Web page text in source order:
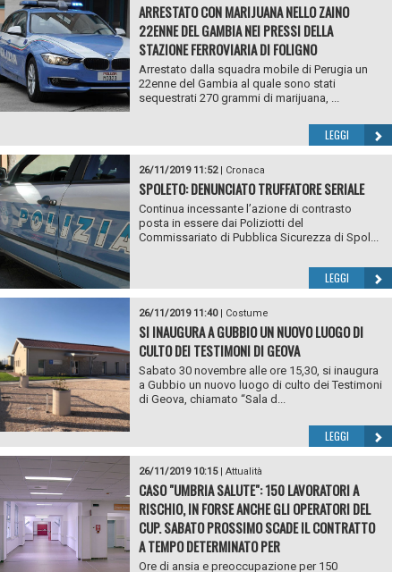
ARRESTATO CON MARIJUANA NELLO ZAINO
22ENNE DEL GAMBIA NEI PRESSI DELLA
STAZIONE FERROVIARIA DI FOLIGNO
Arrestato dalla squadra mobile di Perugia un
22enne del Gambia al quale sono stati
sequestrati 270 grammi di marijuana, ...
LEGGI
26/11/2019 11:52| Cronaca
SPOLETO: DENUNCIATO TRUFFATORE SERIALE
Continua incessante l’azione di contrasto
posta in essere dai Poliziotti del
Commissariato di Pubblica Sicurezza di Spol...
LEGGI
26/11/2019 11:40| Costume
SI INAUGURA A GUBBIO UN NUOVO LUOGO DI
CULTO DEI TESTIMONI DI GEOVA
Sabato 30 novembre alle ore 15,30, si inaugura
a Gubbio un nuovo luogo di culto dei Testimoni
di Geova, chiamato “Sala d...
LEGGI
26/11/2019 10:15| Attualità
CASO "UMBRIA SALUTE": 150 LAVORATORI A
RISCHIO, IN FORSE ANCHE GLI OPERATORI DEL
CUP. SABATO PROSSIMO SCADE IL CONTRATTO
A TEMPO DETERMINATO PER
Ore di ansia e preoccupazione per 150